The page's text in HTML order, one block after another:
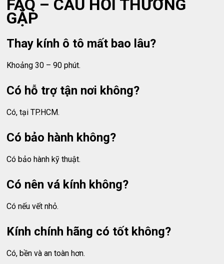
FAQ – CÂU HỎI THƯỜNG
GẶP
Thay kính ô tô mất bao lâu?
Khoảng 30 – 90 phút.
Có hỗ trợ tận nơi không?
Có, tại TP.HCM.
Có bảo hành không?
Có bảo hành kỹ thuật.
Có nên vá kính không?
Có nếu vết nhỏ.
Kính chính hãng có tốt không?
Có, bền và an toàn hơn.